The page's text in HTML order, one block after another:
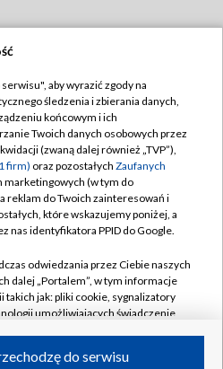
TVP
TVP
prywatności
zgody
Pomoc
Kontakt
Kanały
aby wyrazić zgody na
śledzenia i zbierania danych,
końcowym i ich
Twoich danych osobowych przez
(zwaną dalej również „TVP”),
firm) oraz pozostałych Zaufanych
marketingowych (w tym do
reklam do Twoich zainteresowań i
które wskazujemy poniżej, a
nas identyfikatora PPID do Google.
odwiedzania przez Ciebie naszych
dalej „Portalem”, w tym informacje
takich jak: pliki cookie, sygnalizatory
umożliwiających świadczenie
do serwisu